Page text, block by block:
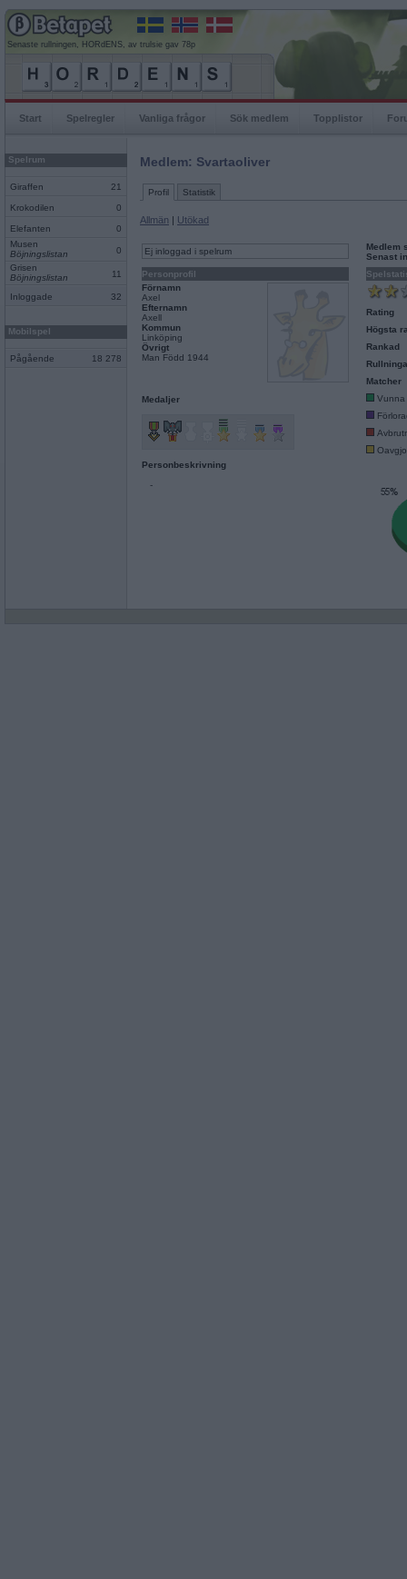
Senaste rullningen, HORdENS, av trulsie gav 78p
Start Spelregler Vanliga frågor Sök medlem Topplistor
Spelrum
Giraffen 21
Krokodilen 0
Elefanten
0
Musen
Böjningslistan
0
Grisen
Böjningslistan
11
Inloggade 32
Mobilspel
Pågående 18 278
Medlem: Svartaoliver
Profil Statistik
Allmän | Utökad
Ej inloggad i spelrum
Personprofil
Förnamn
Axel
Efternamn
Axell
Kommun
Linköping
Övrigt
Man Född 1944
Medaljer
Personbeskrivning
-
Medlem
Senast
Rating
Högsta
Rankad
Matcher
Vunna